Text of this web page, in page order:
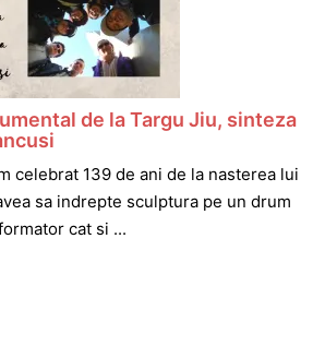
de la Targu Jiu, sinteza
celebrat 139 de ani de la nasterea lui
sa indrepte sculptura pe un drum
cat si ...